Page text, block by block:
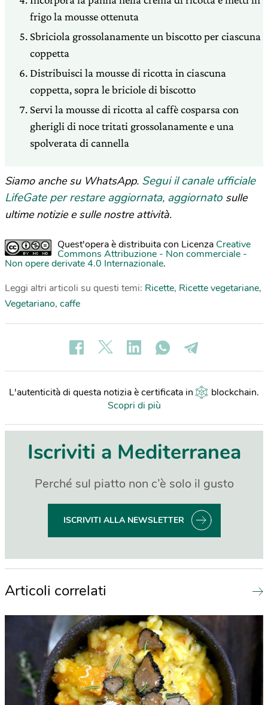
frigo la mousse ottenuta
Sbriciola grossolanamente un biscotto per ciascuna
coppetta
Distribuisci la mousse di ricotta in ciascuna
coppetta, sopra le briciole di biscotto
Servi la mousse di ricotta al caffè cosparsa con
gherigli di noce tritati grossolanamente e una
spolverata di cannella
Siamo anche su WhatsApp. Segui il canale ufficiale
LifeGate per restare aggiornata, aggiornato sulle
ultime notizie e sulle nostre attività.
Quest'opera è distribuita con Licenza Creative
Commons Attribuzione - Non commerciale -
Non opere derivate 4.0 Internazionale.
Leggi altri articoli su questi temi: Ricette, Ricette vegetariane,
Vegetariano, caffe
L'autenticità di questa notizia è certificata in blockchain.
Scopri di più
Iscriviti a Mediterranea
Perché sul piatto non c’è solo il gusto
ISCRIVITI ALLA NEWSLETTER
Articoli correlati